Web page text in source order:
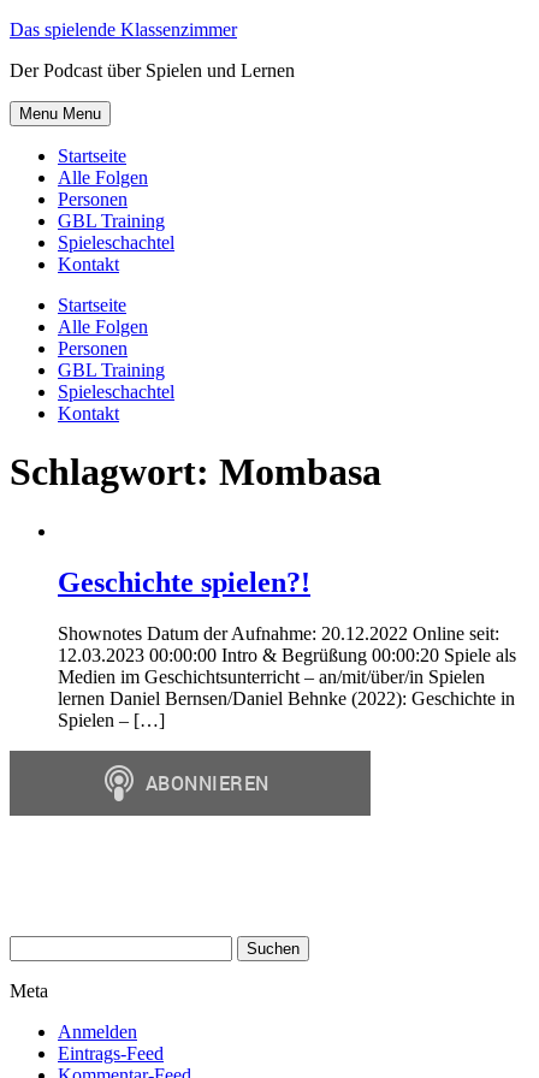
Skip
content
Das spielende Klassenzimmer
Der Podcast über Spielen und Lernen
Menu Menu
Startseite
Alle Folgen
Personen
GBL Training
Spieleschachtel
Kontakt
Startseite
Alle Folgen
Personen
GBL Training
Spieleschachtel
Kontakt
Schlagwort: Mombasa
Geschichte spielen?!
Shownotes Datum der Aufnahme: 20.12.2022 Online seit:
12.03.2023 00:00:00 Intro & Begrüßung 00:00:20 Spiele als
Medien im Geschichtsunterricht – an/mit/über/in Spielen
lernen Daniel Bernsen/Daniel Behnke (2022): Geschichte in
Spielen – […]
nach:
Meta
Anmelden
Eintrags-Feed